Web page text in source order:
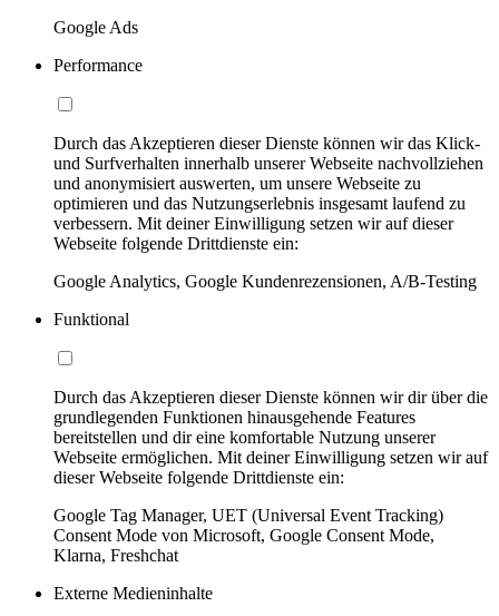
Google Ads
Performance
Durch das Akzeptieren dieser Dienste können wir das Klick-
und Surfverhalten innerhalb unserer Webseite nachvollziehen
und anonymisiert auswerten, um unsere Webseite zu
optimieren und das Nutzungserlebnis insgesamt laufend zu
verbessern. Mit deiner Einwilligung setzen wir auf dieser
Webseite folgende Drittdienste ein:
Google Analytics, Google Kundenrezensionen, A/B-Testing
Funktional
Durch das Akzeptieren dieser Dienste können wir dir über die
grundlegenden Funktionen hinausgehende Features
bereitstellen und dir eine komfortable Nutzung unserer
Webseite ermöglichen. Mit deiner Einwilligung setzen wir auf
dieser Webseite folgende Drittdienste ein:
Google Tag Manager, UET (Universal Event Tracking)
Consent Mode von Microsoft, Google Consent Mode,
Klarna, Freshchat
Externe Medieninhalte